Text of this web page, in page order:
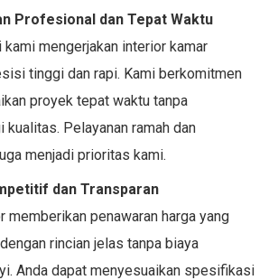
Profesional dan Tepat Waktu
kami mengerjakan interior kamar
tinggi dan rapi. Kami berkomitmen
proyek tepat waktu tanpa
kualitas. Pelayanan ramah dan
menjadi prioritas kami.
dan Transparan
memberikan penawaran harga yang
rincian jelas tanpa biaya
Anda dapat menyesuaikan spesifikasi